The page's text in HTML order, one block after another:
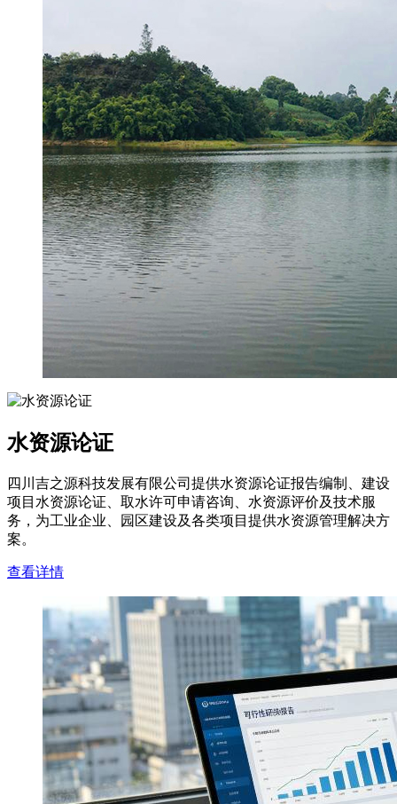
水资源论证
四川吉之源科技发展有限公司提供水资源论证报告编制、建设
项目水资源论证、取水许可申请咨询、水资源评价及技术服
务，为工业企业、园区建设及各类项目提供水资源管理解决方
案。
查看详情